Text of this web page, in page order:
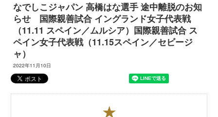
なでしこジャパン 高橋はな選手 途中離脱のお知
らせ 国際親善試合 イングランド女子代表戦
（11.11 スペイン／ムルシア）国際親善試合 ス
ペイン女子代表戦（11.15スペイン／セビージ
ャ）
2022年11月10日